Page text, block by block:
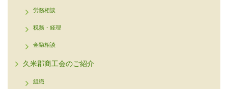
労務相談
税務・経理
金融相談
久米郡商工会のご紹介
組織